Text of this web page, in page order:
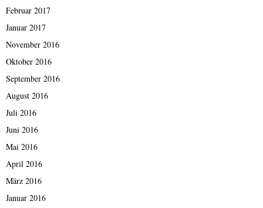
Februar 2017
Januar 2017
November 2016
Oktober 2016
September 2016
August 2016
Juli 2016
Juni 2016
Mai 2016
April 2016
März 2016
Januar 2016